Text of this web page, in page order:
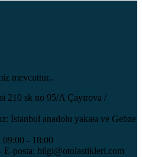
mevcuttur..
210 sk no 95/A Çayırova /
İstanbul anadolu yakası ve Gebze
09:00 - 18:00
E-posta: bilgi@otolastikleri.com